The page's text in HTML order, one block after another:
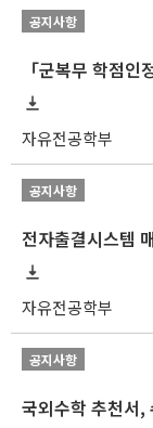
공지사항
자유전공학부
공지사항
자유전공학부
공지사항
국외수학 추천서,